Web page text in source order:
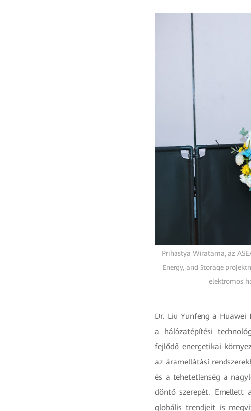
Prihastya Wiratama, az
Energy, and Storage
elektromos
Dr. Liu Yunfeng a Huawei
a hálózatépítési
fejlődő energetikai
az áramellátási
és a tehetetlenség a
döntő szerepét. Emellett
globális trendjeit is